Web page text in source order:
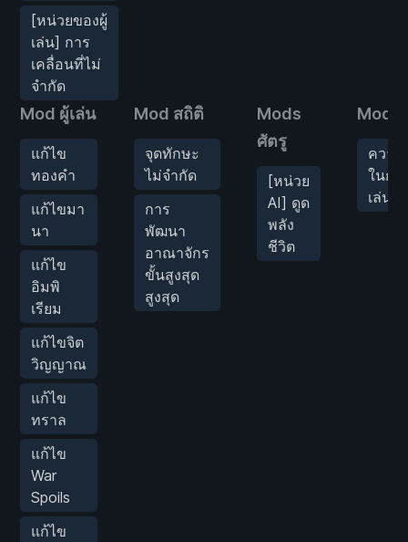
[หน่วยของผู้
เล่น] การ
เคลื่อนที่ไม่
จำกัด
Mod ผู้เล่น
แก้ไข
ทองคำ
แก้ไขมา
นา
แก้ไข
อิมพิ
เรียม
แก้ไขจิต
วิญญาณ
แก้ไข
ทราล
แก้ไข
War
Spoils
แก้ไข
Mod สถิติ
จุดทักษะ
ไม่จำกัด
การ
พัฒนา
อาณาจักร
ขั้นสูงสุด
สูงสุด
Mods
ศัตรู
[หน่วย
AI] ดูด
พลัง
ชีวิต
Mod เ
ความ
ในกา
เล่นเ